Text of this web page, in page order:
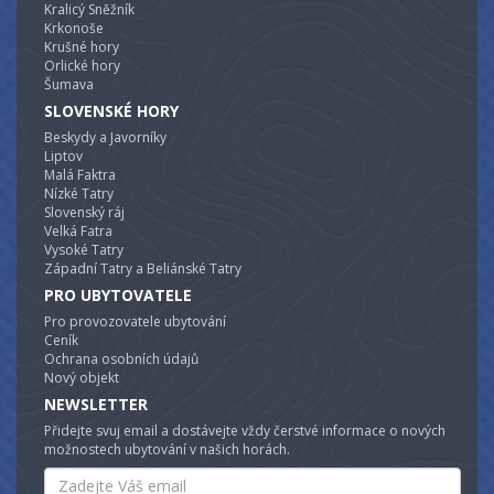
Kralicý Sněžník
Krkonoše
Krušné hory
Orlické hory
Šumava
SLOVENSKÉ HORY
Beskydy a Javorníky
Liptov
Malá Faktra
Nízké Tatry
Slovenský ráj
Velká Fatra
Vysoké Tatry
Západní Tatry a Beliánské Tatry
PRO UBYTOVATELE
Pro provozovatele ubytování
Ceník
Ochrana osobních údajů
Nový objekt
NEWSLETTER
Přidejte svuj email a dostávejte vždy čerstvé informace o nových
možnostech ubytování v našich horách.
Email